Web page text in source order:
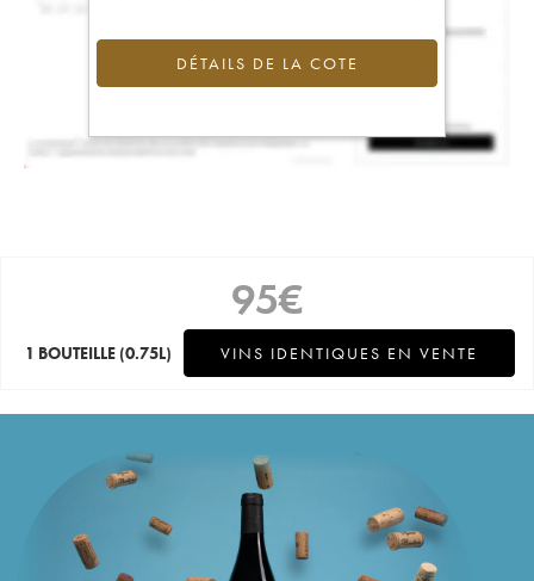
DÉTAILS DE LA COTE
95€
1 BOUTEILLE (0.75L) VINS IDENTIQUES EN VENTE